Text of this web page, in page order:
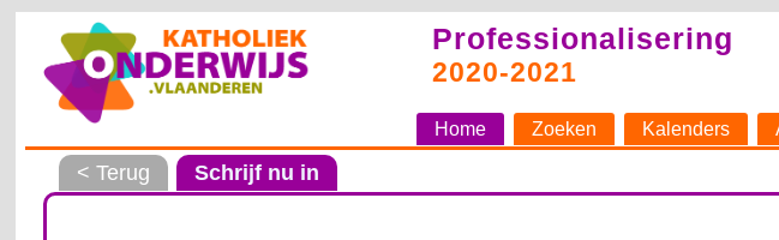
Professionalisering
2020-2021
Home Zoeken Kalenders
< Terug Schrijf nu in